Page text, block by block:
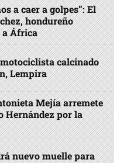
a caer a golpes”: El
hondureño
a África
calcinado
Lempira
Mejía arremete
Hernández por la
nuevo muelle para